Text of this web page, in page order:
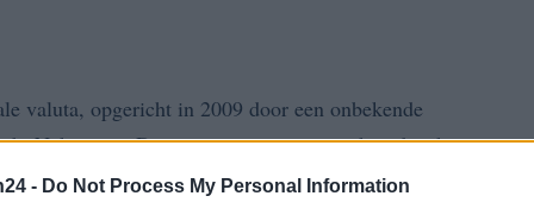
- Do Not Process My Personal Information
valuta, opgericht in 2009 door een onbekende
Nakamoto. Dezecryptocurrencymaakt gebruik
en transparant te maken. Maar wat betekent dat